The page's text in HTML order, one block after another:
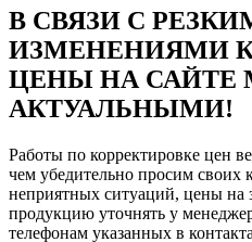
В СВЯЗИ С
ИЗМЕНЕНИЯМИ
ЦЕНЫ НА САЙТЕ
АКТУАЛЬНЫМИ!
Работы по корректировке цен
чем убедительно просим своих
неприятных ситуаций, цены на
продукцию уточнять у
телефонам указанных в